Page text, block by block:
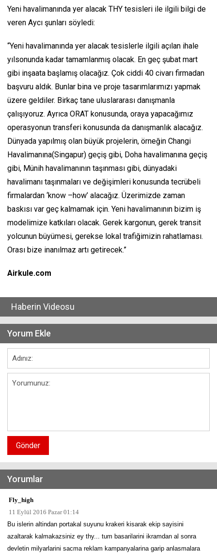
Yeni havalimanında yer alacak THY tesisleri ile ilgili bilgi de
veren Aycı şunları söyledi:
“Yeni havalimanında yer alacak tesislerle ilgili açılan ihale
yılsonunda kadar tamamlanmış olacak. En geç şubat mart
gibi inşaata başlamış olacağız. Çok ciddi 40 civarı firmadan
başvuru aldık. Bunlar bina ve proje tasarımlarımızı yapmak
üzere geldiler. Birkaç tane uluslararası danışmanla
çalışıyoruz. Ayrıca ORAT konusunda, oraya yapacağımız
operasyonun transferi konusunda da danışmanlık alacağız.
Dünyada yapılmış olan büyük projelerin, örneğin Changi
Havalimanına(Singapur) geçiş gibi, Doha havalimanına geçiş
gibi, Münih havalimanının taşınması gibi, dünyadaki
havalimanı taşınmaları ve değişimleri konusunda tecrübeli
firmalardan ‘know –how’ alacağız. Üzerimizde zaman
baskısı var geç kalmamak için. Yeni havalimanının bizim iş
modelimize katkıları olacak. Gerek kargonun, gerek transit
yolcunun büyümesi, gerekse lokal trafiğimizin rahatlaması.
Orası bize inanılmaz artı getirecek.”
Airkule.com
Haberin Videosu
Yorum Ekle
Gönder
Yorumlar
Fly_high
11 Eylül 2016 Pazar 01:14
Bu islerin altindan portakal suyunu krakeri kisarak ekip sayisini
azaltarak kalmakazsiniz ey thy... tum basarilarini ikramdan al sonra
devletin milyarlarini sacma reklam kampanyalarina garip anlasmalara